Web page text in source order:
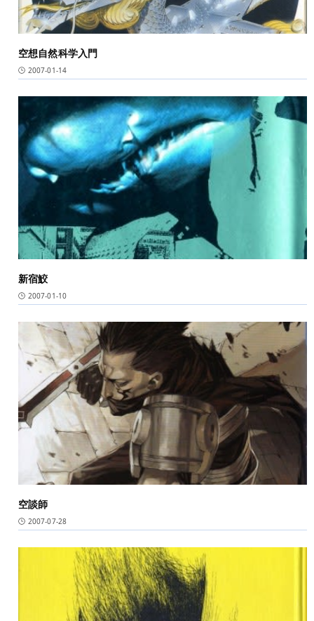
空想自然科学入門
2007-01-14
新宿鮫
2007-01-10
空談師
2007-07-28